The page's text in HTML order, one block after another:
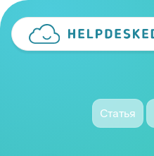
Статья